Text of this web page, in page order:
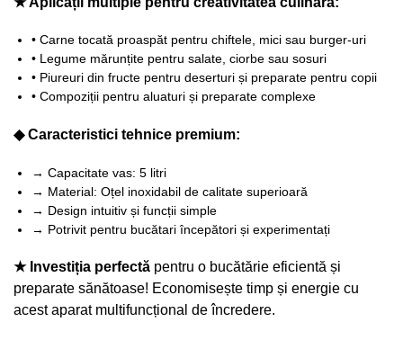
• Carne tocată proaspăt pentru chiftele, mici sau burger-uri
• Legume mărunțite pentru salate, ciorbe sau sosuri
• Piureuri din fructe pentru deserturi și preparate pentru copii
• Compoziții pentru aluaturi și preparate complexe
◆ Caracteristici tehnice premium:
→ Capacitate vas: 5 litri
→ Material: Oțel inoxidabil de calitate superioară
→ Design intuitiv și funcții simple
→ Potrivit pentru bucătari începători și experimentați
★ Investiția perfectă pentru o bucătărie eficientă și
preparate sănătoase! Economisește timp și energie cu
acest aparat multifuncțional de încredere.